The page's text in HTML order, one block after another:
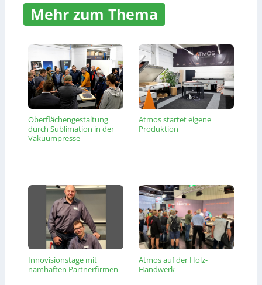
Mehr zum Thema
Oberflächengestaltung
durch Sublimation in der
Vakuumpresse
Atmos startet eigene
Produktion
Innovisionstage mit
namhaften Partnerfirmen
Atmos auf der Holz-
Handwerk